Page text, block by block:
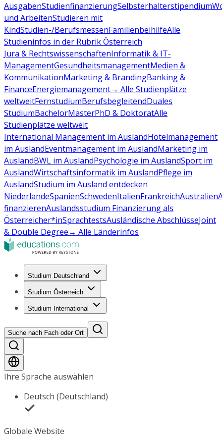
AusgabenStudienfinanzierungSelbsterhalterstipendium
und ArbeitenStudieren mit
KindStudien-/BerufsmessenFamilienbeihilfeAlle
Studieninfos in der Rubrik Österreich
Jura & RechtswissenschaftenInformatik & IT-
ManagementGesundheitsmanagementMedien &
KommunikationMarketing & BrandingBanking &
FinanceEnergiemanagement→ Alle Studienplätze
weltweitFernstudiumBerufsbegleitendDuales
StudiumBachelorMasterPhD & DoktoratAlle
Studienplätze weltweit
International Management im AuslandHotelmanagement
im AuslandEventmanagement im AuslandMarketing im
AuslandBWL im AuslandPsychologie im AuslandSport im
AuslandWirtschaftsinformatik im AuslandPflege im
AuslandStudium im Ausland entdecken
NiederlandeSpanienSchwedenItalienFrankreichAustralien
finanzierenAuslandsstudium Finanzierung als
Österreicher*inSprachtestsAusländische AbschlüsseJoint
& Double Degree→ Alle Länderinfos
Studium Deutschland
Studium Österreich
Studium International
Suche nach Fach oder Ort
Ihre Sprache auswählen
Deutsch (Deutschland)
Globale Website